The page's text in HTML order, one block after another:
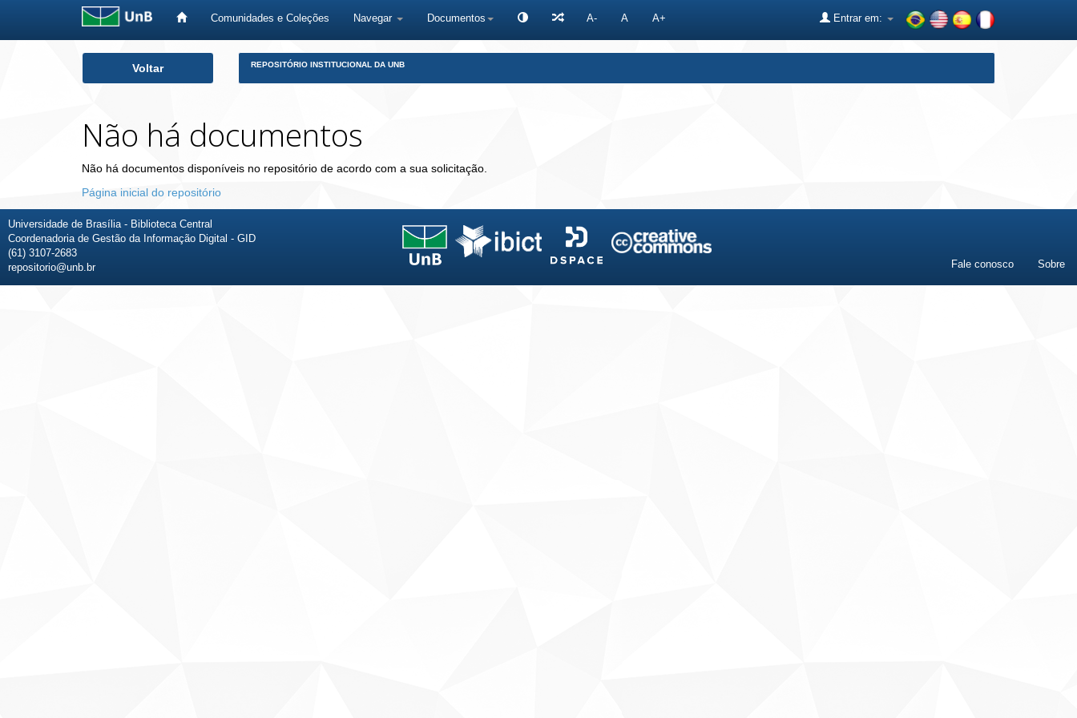
Comunidades e Coleções Navegar Documentos A- A A+ Entrar em:
Voltar REPOSITÓRIO INSTITUCIONAL DA UNB
Não há documentos
Não há documentos disponíveis no repositório de acordo com a sua solicitação.
Página inicial do repositório
Universidade de Brasília - Biblioteca Central
Coordenadoria de Gestão da Informação Digital - GID
(61) 3107-2683
repositorio@unb.br
Fale conosco Sobre